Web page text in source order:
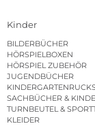
Kinder
BILDERBÜCHER
HÖRSPIELBOXEN
HÖRSPIEL ZUBEHÖR
JUGENDBÜCHER
SACHBÜCHER &
TURNBEUTEL &
KLEIDER